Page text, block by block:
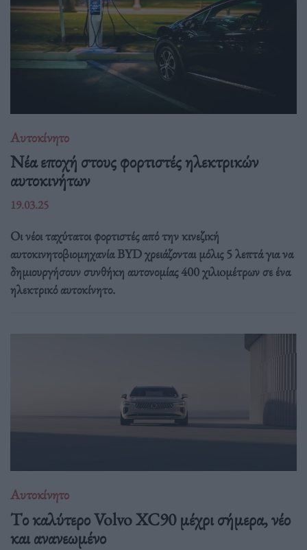
Αυτοκίνητο
Νέα εποχή στους φορτιστές ηλεκτρικών
αυτοκινήτων
19.03.25
Οι νέοι ταχύτατοι φορτιστές από την κινεζική
αυτοκινητοβιομηχανία BYD χρειάζονται μόλις 5 λεπτά για να
δημιουργήσουν συνθήκη αυτονομίας 400 χιλιoμέτρων σε ένα
ηλεκτρικό αυτοκίνητο.
Αυτοκίνητο
Tο καλύτερο Volvo XC90 μέχρι σήμερα, νέο
και ανανεωμένο